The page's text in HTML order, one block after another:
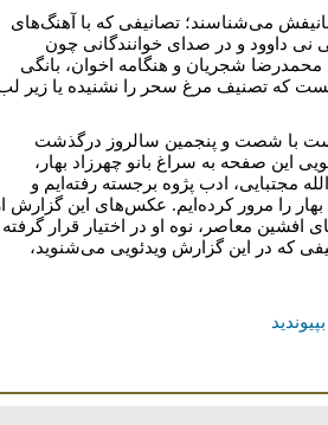
تصانیفش می‌شناسند؛ تصانیفی که با آهنگ‌های
داوود و در صدای خوانندگانی چون
شجریان و هنگامه اخوان، بانگی
هست که تصنیف مرغ سحر را نشنیده یا زیر
ماه ۱۳۹۵مقارن است با شصت و پنجمین سالروز درگذشت
این صفحه به سراغ بانو چهرزاد بهار،
مجتبایی، ادب پژوه برجسته رفته‌ایم و
بهار را مرور کرده‌ایم. عکس‌های این گزارش
معاصر، نوه او در اختیار قرار گرفته
که در این گزارش ویدئویی می‌شنوید،